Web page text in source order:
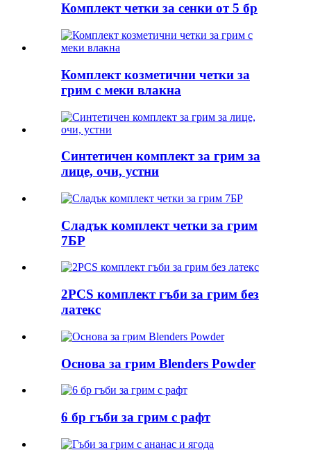
Комплект четки за сенки от 5 бр
Комплект козметични четки за
грим с меки влакна
Синтетичен комплект за грим за
лице, очи, устни
Сладък комплект четки за грим
7БР
2PCS комплект гъби за грим без
латекс
Основа за грим Blenders Powder
6 бр гъби за грим с рафт